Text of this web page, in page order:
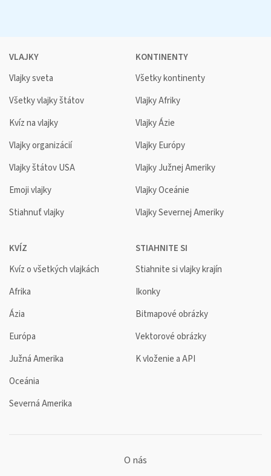
VLAJKY
Vlajky sveta
Všetky vlajky štátov
Kvíz na vlajky
Vlajky organizácií
Vlajky štátov USA
Emoji vlajky
Stiahnuť vlajky
KONTINENTY
Všetky kontinenty
Vlajky Afriky
Vlajky Ázie
Vlajky Európy
Vlajky Južnej Ameriky
Vlajky Oceánie
Vlajky Severnej Ameriky
KVÍZ
Kvíz o všetkých vlajkách
Afrika
Ázia
Európa
Južná Amerika
Oceánia
Severná Amerika
STIAHNITE SI
Stiahnite si vlajky krajín
Ikonky
Bitmapové obrázky
Vektorové obrázky
K vloženie a API
O nás